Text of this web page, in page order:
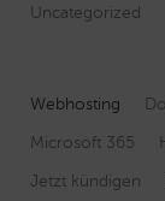
Uncategorized
Webhosting
Microsoft 365
Jetzt kündigen